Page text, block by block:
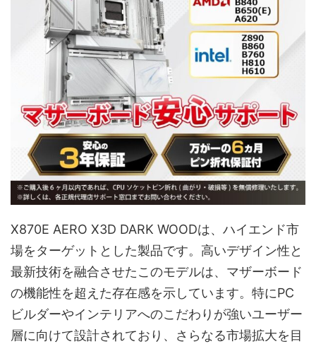
X870E AERO X3D DARK WOODは、ハイエンド市
場をターゲットとした製品です。高いデザイン性と
最新技術を融合させたこのモデルは、マザーボード
の機能性を超えた存在感を示しています。特にPC
ビルダーやインテリアへのこだわりが強いユーザー
層に向けて設計されており、さらなる市場拡大を目